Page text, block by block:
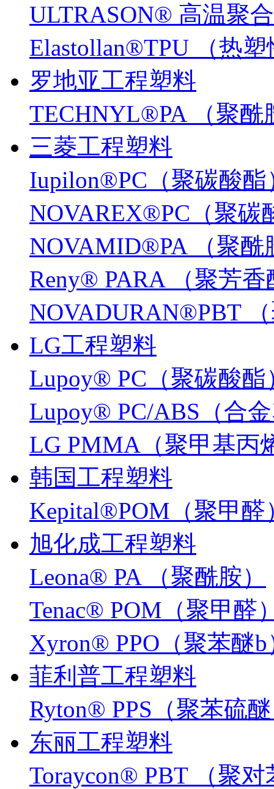
ULTRASON® 高温聚
Elastollan®TPU （热
罗地亚工程塑料
TECHNYL®PA （聚酰
三菱工程塑料
Iupilon®PC（聚碳酸酯
NOVAREX®PC（聚碳
NOVAMID®PA （聚酰
Reny® PARA （聚芳香
NOVADURAN®PBT
LG工程塑料
Lupoy® PC（聚碳酸酯
Lupoy® PC/ABS（合
LG PMMA（聚甲基丙
韩国工程塑料
Kepital®POM（聚甲醛
旭化成工程塑料
Leona® PA （聚酰胺）
Tenac® POM（聚甲醛
Xyron® PPO（聚苯醚b
菲利普工程塑料
Ryton® PPS（聚苯硫
东丽工程塑料
Toraycon® PBT （聚